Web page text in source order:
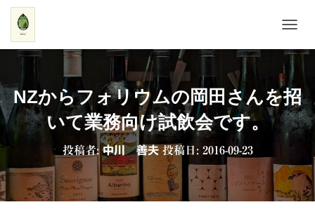
ビ
ゲ
ー
シ
ョ
ン
を
替
え
NZからフォリウムの岡田さんを招
いて業務向け試飲会です。
投稿者:中川 善夫投稿日: 2016-09-23